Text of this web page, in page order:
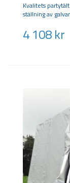
Kvalitets
ställning av
4 108kr